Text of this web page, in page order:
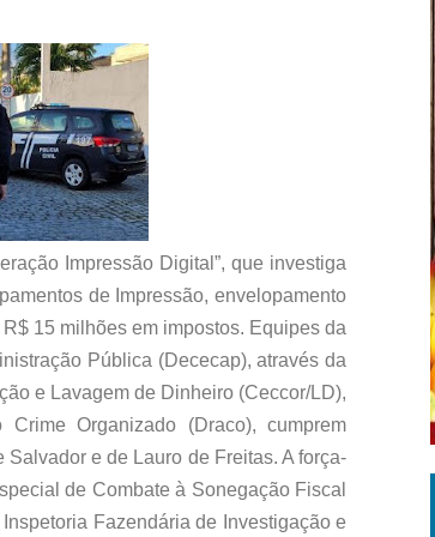
Impressão Digital”, que investiga
de Impressão, envelopamento
15 milhões em impostos. Equipes da
Pública (Dececap), através da
e Lavagem de Dinheiro (Ceccor/LD),
Organizado (Draco), cumprem
e de Lauro de Freitas. A força-
de Combate à Sonegação Fiscal
Fazendária de Investigação e